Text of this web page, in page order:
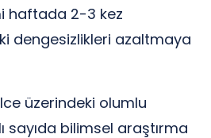
haftada 2-3 kez
dengesizlikleri azaltmaya
üzerindeki olumlu
sayıda bilimsel araştırma